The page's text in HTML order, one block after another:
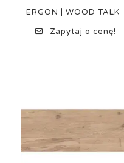
ERGON | WOOD TALK
Zapytaj o cenę!